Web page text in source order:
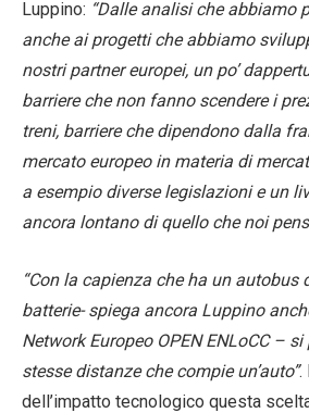
Luppino: “Dalle analisi che abbiamo
anche ai progetti che abbiamo
nostri partner europei, un po’
barriere che non fanno scendere i
treni, barriere che dipendono dalla
mercato europeo in materia di
a esempio diverse legislazioni e un
ancora lontano di quello che noi
“Con la capienza che ha un autobus
batterie- spiega ancora Luppino
Network Europeo OPEN ENLoCC –
stesse distanze che compie un’auto”.
dell’impatto tecnologico questa